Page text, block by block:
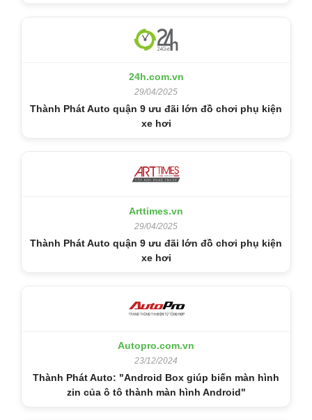
24h.com.vn
29/04/2025
Thành Phát Auto quận 9 ưu đãi lớn đồ chơi phụ kiện
xe hơi
Arttimes.vn
29/04/2025
Thành Phát Auto quận 9 ưu đãi lớn đồ chơi phụ kiện
xe hơi
Autopro.com.vn
23/12/2024
Thành Phát Auto: "Android Box giúp biến màn hình
zin của ô tô thành màn hình Android"